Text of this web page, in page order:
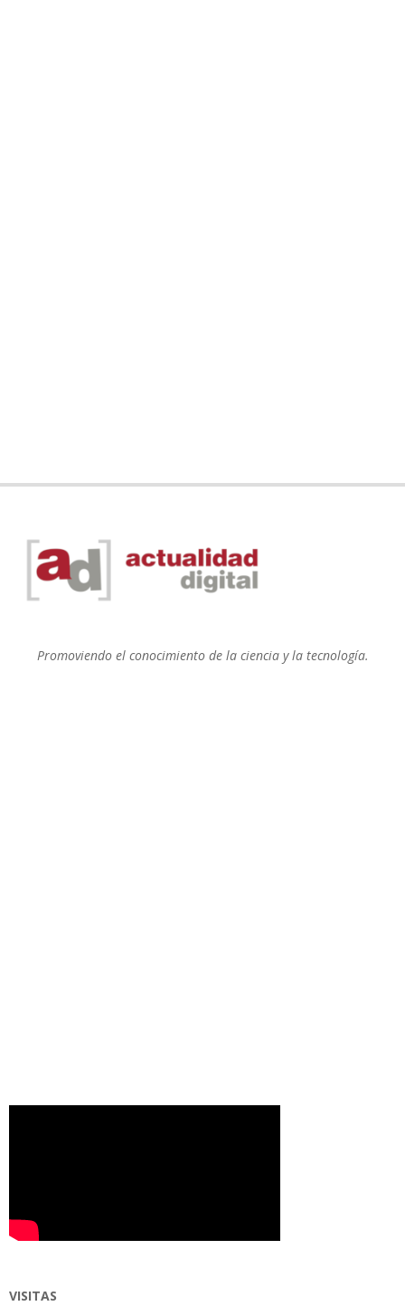
Promoviendo el conocimiento de la ciencia y la tecnología.
VISITAS